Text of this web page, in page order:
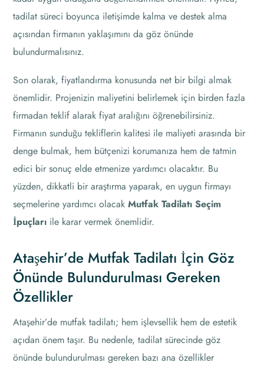
tadilat süreci boyunca iletişimde kalma ve destek alma
açısından firmanın yaklaşımını da göz önünde
bulundurmalısınız.
Son olarak, fiyatlandırma konusunda net bir bilgi almak
önemlidir. Projenizin maliyetini belirlemek için birden fazla
firmadan teklif alarak fiyat aralığını öğrenebilirsiniz.
Firmanın sunduğu tekliflerin kalitesi ile maliyeti arasında bir
denge bulmak, hem bütçenizi korumanıza hem de tatmin
edici bir sonuç elde etmenize yardımcı olacaktır. Bu
yüzden, dikkatli bir araştırma yaparak, en uygun firmayı
seçmelerine yardımcı olacakMutfak Tadilatı Seçim
İpuçları ile karar vermek önemlidir.
Ataşehir’de Mutfak Tadilatı İçin Göz
Önünde Bulundurulması Gereken
Özellikler
Ataşehir’de mutfak tadilatı; hem işlevsellik hem de estetik
açıdan önem taşır. Bu nedenle, tadilat sürecinde göz
önünde bulundurulması gereken bazı ana özellikler